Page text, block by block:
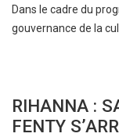
Dans le cadre du
gouvernance de la
RIHANNA :
FENTY